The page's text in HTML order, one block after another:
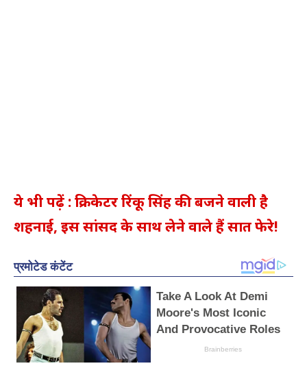
ये भी पढ़ें : क्रिकेटर रिंकू सिंह की बजने वाली है
शहनाई, इस सांसद के साथ लेने वाले हैं सात फेरे!